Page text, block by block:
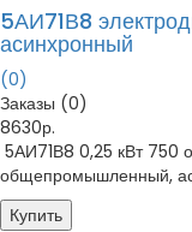
5АИ71В8
асинхронный
(0)
Заказы (0)
8630р.
5АИ71В8 0,25 кВт 750
общепромышленный,
Купить